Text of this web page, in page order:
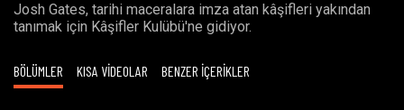
Josh Gates, tarihi maceralara imza atan kâşifleri yakından
tanımak için Kâşifler Kulübü'ne gidiyor.
BÖLÜMLER KISA VİDEOLAR BENZER İÇERİKLER